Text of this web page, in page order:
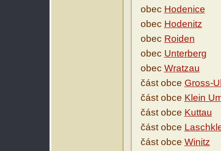
obec Hodenice
obec Hodenitz
obec Roiden
obec Unterberg
obec Wratzau
část obce Gross-
část obce Klein
část obce Kuttau
část obce
část obce Winitz